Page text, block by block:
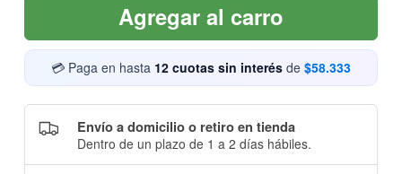
Agregar al carro
💳 Paga en hasta 12 cuotas sin interés de $58.333
Envío a domicilio o retiro en tienda
Dentro de un plazo de 1 a 2 días hábiles.